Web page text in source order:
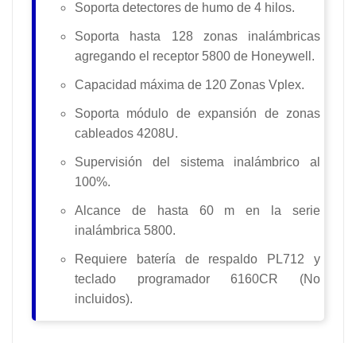
Soporta detectores de humo de 4 hilos.
Soporta hasta 128 zonas inalámbricas
agregando el receptor 5800 de Honeywell.
Capacidad máxima de 120 Zonas Vplex.
Soporta módulo de expansión de zonas
cableados 4208U.
Supervisión del sistema inalámbrico al
100%.
Alcance de hasta 60 m en la serie
inalámbrica 5800.
Requiere batería de respaldo PL712 y
teclado programador 6160CR (No
incluidos).